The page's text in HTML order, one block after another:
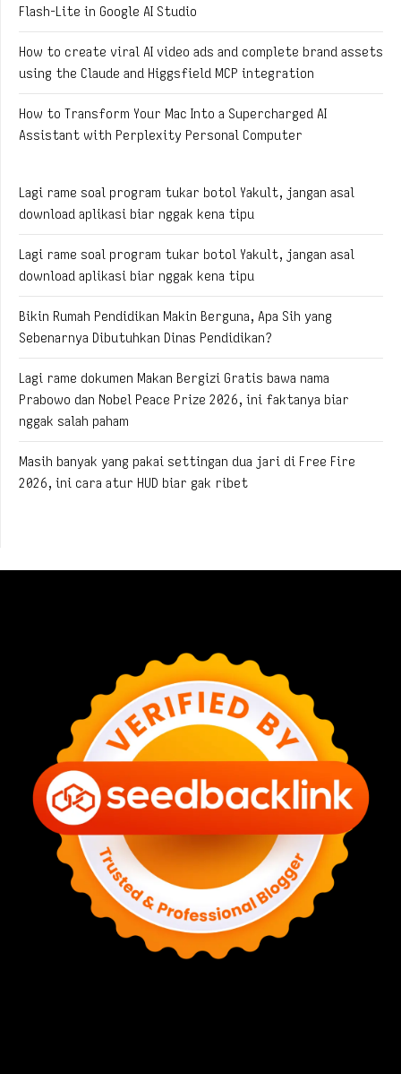
Flash-Lite in Google AI Studio
How to create viral AI video ads and complete brand assets
using the Claude and Higgsfield MCP integration
How to Transform Your Mac Into a Supercharged AI
Assistant with Perplexity Personal Computer
Lagi rame soal program tukar botol Yakult, jangan asal
download aplikasi biar nggak kena tipu
Lagi rame soal program tukar botol Yakult, jangan asal
download aplikasi biar nggak kena tipu
Bikin Rumah Pendidikan Makin Berguna, Apa Sih yang
Sebenarnya Dibutuhkan Dinas Pendidikan?
Lagi rame dokumen Makan Bergizi Gratis bawa nama
Prabowo dan Nobel Peace Prize 2026, ini faktanya biar
nggak salah paham
Masih banyak yang pakai settingan dua jari di Free Fire
2026, ini cara atur HUD biar gak ribet